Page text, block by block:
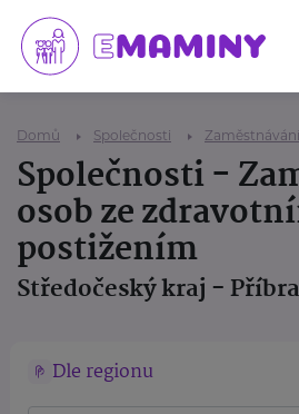
Domů Společnosti
Společnosti -
osob ze
postižením
Středočeský kraj -
Dle regionu